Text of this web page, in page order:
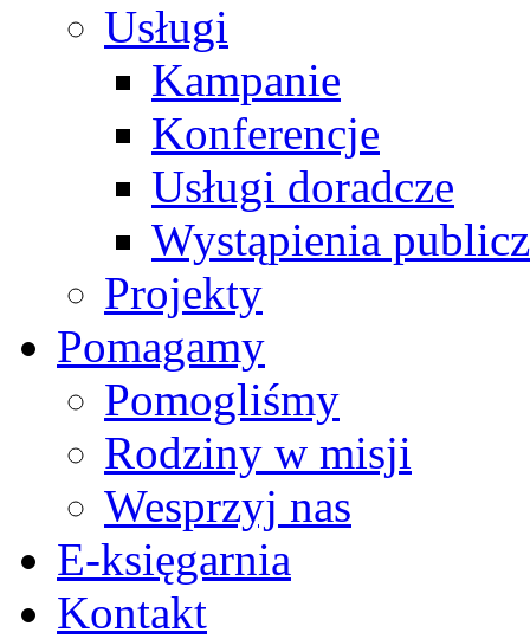
Usługi
Kampanie
Konferencje
Usługi doradcze
Wystąpienia
Projekty
Pomagamy
Pomogliśmy
Rodziny w misji
Wesprzyj nas
E-księgarnia
Kontakt